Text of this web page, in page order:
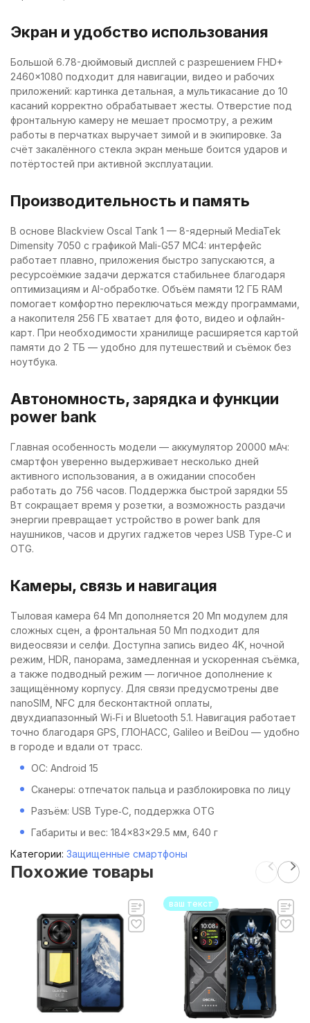
Экран и удобство использования
Большой 6.78-дюймовый дисплей с разрешением FHD+
2460×1080 подходит для навигации, видео и рабочих
приложений: картинка детальная, а мультикасание до 10
касаний корректно обрабатывает жесты. Отверстие под
фронтальную камеру не мешает просмотру, а режим
работы в перчатках выручает зимой и в экипировке. За
счёт закалённого стекла экран меньше боится ударов и
потёртостей при активной эксплуатации.
Производительность и память
В основе Blackview Oscal Tank 1 — 8-ядерный MediaTek
Dimensity 7050 с графикой Mali-G57 MC4: интерфейс
работает плавно, приложения быстро запускаются, а
ресурсоёмкие задачи держатся стабильнее благодаря
оптимизациям и AI-обработке. Объём памяти 12 ГБ RAM
помогает комфортно переключаться между программами,
а накопителя 256 ГБ хватает для фото, видео и офлайн-
карт. При необходимости хранилище расширяется картой
памяти до 2 ТБ — удобно для путешествий и съёмок без
ноутбука.
Автономность, зарядка и функции
power bank
Главная особенность модели — аккумулятор 20000 мАч:
смартфон уверенно выдерживает несколько дней
активного использования, а в ожидании способен
работать до 756 часов. Поддержка быстрой зарядки 55
Вт сокращает время у розетки, а возможность раздачи
энергии превращает устройство в power bank для
наушников, часов и других гаджетов через USB Type‑C и
OTG.
Камеры, связь и навигация
Тыловая камера 64 Мп дополняется 20 Мп модулем для
сложных сцен, а фронтальная 50 Мп подходит для
видеосвязи и селфи. Доступна запись видео 4K, ночной
режим, HDR, панорама, замедленная и ускоренная съёмка,
а также подводный режим — логичное дополнение к
защищённому корпусу. Для связи предусмотрены две
nanoSIM, NFC для бесконтактной оплаты,
двухдиапазонный Wi‑Fi и Bluetooth 5.1. Навигация работает
точно благодаря GPS, ГЛОНАСС, Galileo и BeiDou — удобно
в городе и вдали от трасс.
ОС: Android 15
Сканеры: отпечаток пальца и разблокировка по лицу
Разъём: USB Type‑C, поддержка OTG
Габариты и вес: 184×83×29.5 мм, 640 г
Категории: Защищенные смартфоны
Похожие товары
ваш текст